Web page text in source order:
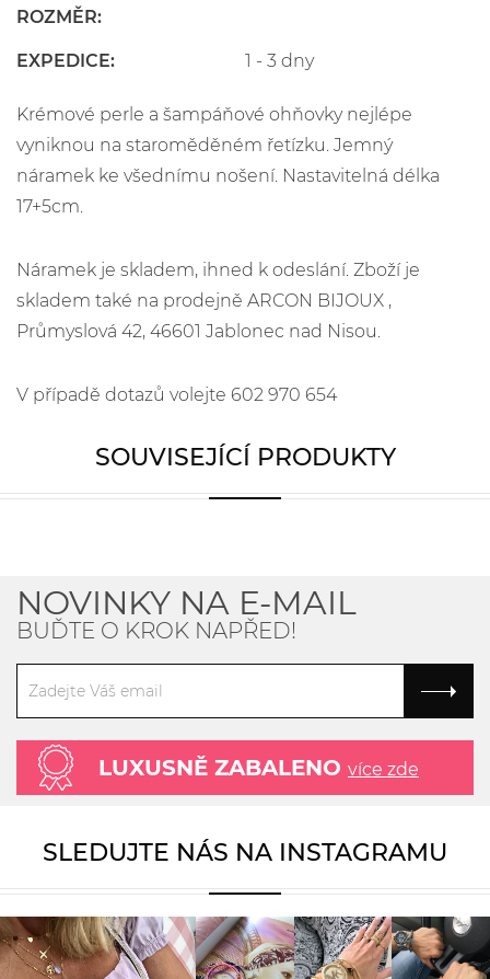
ROZMĚR:
EXPEDICE: 1 - 3 dny
Krémové perle a šampáňové ohňovky nejlépe
vyniknou na staroměděném řetízku. Jemný
náramek ke všednímu nošení. Nastavitelná délka
17+5cm.
Náramek je skladem, ihned k odeslání. Zboží je
skladem také na prodejně ARCON BIJOUX ,
Průmyslová 42, 46601 Jablonec nad Nisou.
V případě dotazů volejte 602 970 654
SOUVISEJÍCÍ PRODUKTY
NOVINKY NA E-MAIL
BUĎTE O KROK NAPŘED!
LUXUSNĚ ZABALENO více zde
SLEDUJTE NÁS NA INSTAGRAMU